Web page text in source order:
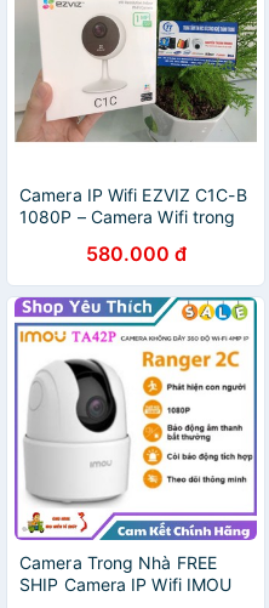
Camera IP Wifi EZVIZ C1C-B
1080P – Camera Wifi trong
580.000 đ
Camera Trong Nhà FREE
SHIP Camera IP Wifi IMOU